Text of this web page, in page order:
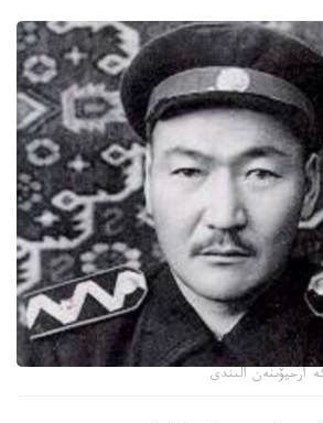
ارحيۆىنەن الىندى